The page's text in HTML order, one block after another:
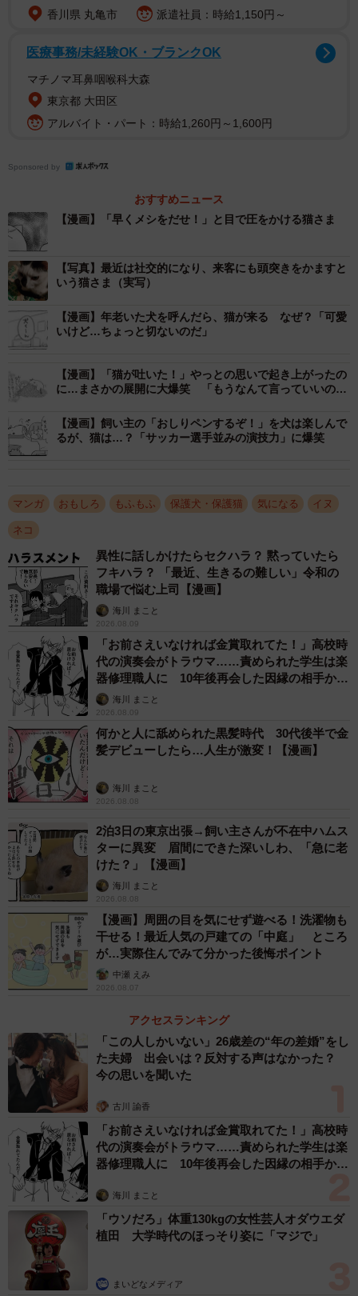
「何！？」と見ると、猫さまの怒りの頭頂部が目の前
に。気が付かなかったことにして、反対側に寝返りをうっ
てスマホに目を落とす松本さん。しかし、回り込んだ猫さ
まがゴッゴッゴッ！と連続頭突きをおみまいです。
「起きろ！」の圧（提供：松本ひで吉さん）
「いい加減に、メシ！」という強い圧をかける猫さま
に、「わかったよ もー起きるよー」と起き上がった松本
さん。「それでヨシ」とばかりに先を進む猫さまに続こう
とした松本さんでしたが、「おっと充電しておかなき
ゃ…」とスマホに手を伸ばします。その瞬間…キッ！と振
り返った猫さまのあまりの迫力に「ごめんなさい！！」と
思わず謝る松本さんなのでした。
「すんごく良く分かります（特に土日休み）」
「猫の頭突きって、想像以上のチカラですよね。」
「朝スマホ頭突き全く同じすぎて笑いました♪」
「うちのも朝5時に来ます。休みとか関係ありません。」
「わかるー！『先ずはやる事があるだろう。ほんの5分の事
だ。』くらいは思ってると思う。｣
「スマホに敵対心すごいのめっちゃ共感www」
「毎朝これ！！！」
漫画には共感のコメントが寄せられて、ツイートには８.３
万を超える“いいね”がつきました。松本さんにお話を聞きま
した。
──猫さまは、何時くらいからご飯を待っているのですか？
６時に起きて、７時まではおとなしく待ってくれます。
７時過ぎたら容赦なく攻撃してきます。
寝転びながら見る猫さまは、コアラみたい？（提供：松本ひで吉さん）
──４時に起こされるというコメントも多かったことを考え
ると、意外とゆっくりさせてくれるのですね（笑）。無言
で頭突きするだけなのですか。
頭突きですね。咬んだりすることは絶対ないです。あと
香川県 丸亀市
派遣社員：時給1,150円～
医療事務/未経験OK・ブランクOK
マチノマ耳鼻咽喉科大森
東京都 大田区
アルバイト・パート：時給1,260円～1,600円
Sponsored by
おすすめニュース
【漫画】「早くメシをだせ！」と目で圧をかける猫さま
【写真】最近は社交的になり、来客にも頭突きをかますと
いう猫さま（実写）
【漫画】年老いた犬を呼んだら、猫が来る なぜ？「可愛
いけど…ちょっと切ないのだ」
【漫画】「猫が吐いた！」やっとの思いで起き上がったの
に…まさかの展開に大爆笑 「もうなんて言っていいのや
【漫画】飼い主の「おしりペンするぞ！」を犬は楽しんで
るが、猫は…？「サッカー選手並みの演技力」に爆笑
マンガ おもしろ もふもふ 保護犬・保護猫 気になる イヌ
ネコ
異性に話しかけたらセクハラ？ 黙っていたら
フキハラ？ 「最近、生きるの難しい」令和の
職場で悩む上司【漫画】
海川 まこと
2026.08.09
「お前さえいなければ金賞取れてた！」高校時
代の演奏会がトラウマ……責められた学生は楽
器修理職人に 10年後再会した因縁の相手から
思わぬ申し出【漫画】
海川 まこと
2026.08.09
何かと人に舐められた黒髪時代 30代後半で金
髪デビューしたら…人生が激変！【漫画】
海川 まこと
2026.08.08
2泊3日の東京出張→飼い主さんが不在中ハムス
ターに異変 眉間にできた深いしわ、「急に老
けた？」【漫画】
海川 まこと
2026.08.08
【漫画】周囲の目を気にせず遊べる！洗濯物も
干せる！最近人気の戸建ての「中庭」 ところ
が…実際住んでみて分かった後悔ポイント
中瀬 えみ
2026.08.07
アクセスランキング
「この人しかいない」26歳差の“年の差婚”をし
た夫婦 出会いは？反対する声はなかった？
今の思いを聞いた
古川 諭香
「お前さえいなければ金賞取れてた！」高校時
代の演奏会がトラウマ……責められた学生は楽
器修理職人に 10年後再会した因縁の相手から
海川 まこと
「ウソだろ」体重130kgの女性芸人オダウエダ
植田 大学時代のほっそり姿に「マジで」
まいどなメディア